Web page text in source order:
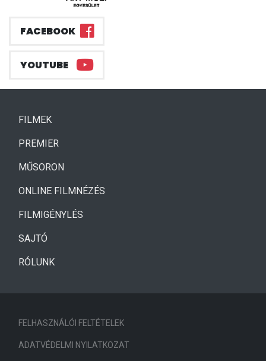
FACEBOOK
YOUTUBE
FILMEK(CURRENT)
PREMIER
MŰSORON
ONLINE FILMNÉZÉS
FILMIGÉNYLÉS
SAJTÓ
RÓLUNK
FELHASZNÁLÓI FELTÉTELEK
ADATVÉDELMI NYILATKOZAT